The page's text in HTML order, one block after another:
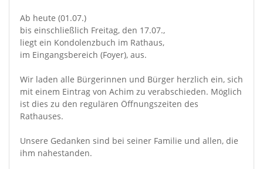
Ab heute (01.07.)
bis einschließlich Freitag, den 17.07.,
liegt ein Kondolenzbuch im Rathaus,
im Eingangsbereich (Foyer), aus.
Wir laden alle Bürgerinnen und Bürger herzlich ein, sich
mit einem Eintrag von Achim zu verabschieden. Möglich
ist dies zu den regulären Öffnungszeiten des
Rathauses.
Unsere Gedanken sind bei seiner Familie und allen, die
ihm nahestanden.